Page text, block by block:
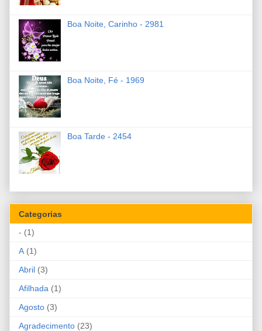
Boa Noite, Carinho - 2981
Boa Noite, Fé - 1969
Boa Tarde - 2454
Categorias
- (1)
A (1)
Abril (3)
Afilhada (1)
Agosto (3)
Agradecimento (23)